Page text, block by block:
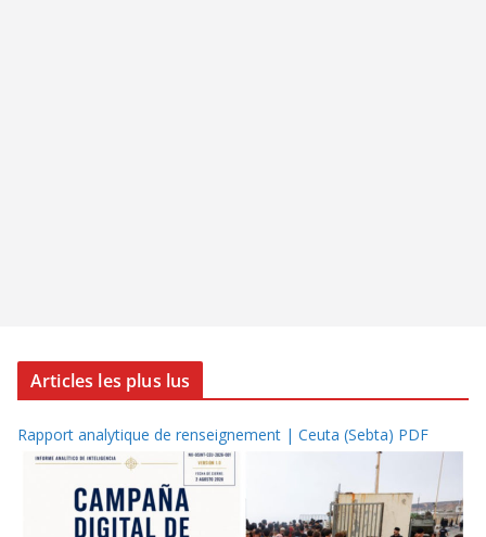
Articles les plus lus
Rapport analytique de renseignement | Ceuta (Sebta) PDF